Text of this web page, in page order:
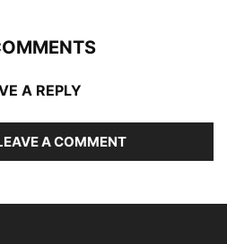
A REPLY
A COMMENT